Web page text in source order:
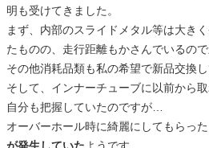
明も受けてきました。
まず、内部のスライドメタル等は大き
たものの、走行距離もかさんでいるので
その他消耗品類も私の希望で新品交換し
そして、インナーチューブに以前から
自分も把握していたのですが…
オーバーホール時に綺麗にしてもらっ
が発生していた ようです。